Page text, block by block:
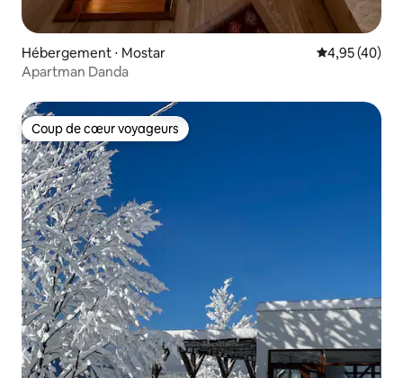
Hébergement ⋅ Mostar Évaluation
4,95 (40)
Apartman Danda
Coup de cœur voyageurs
Coup de cœur voyageurs